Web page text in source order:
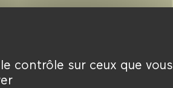
contrôle sur ceux que vous